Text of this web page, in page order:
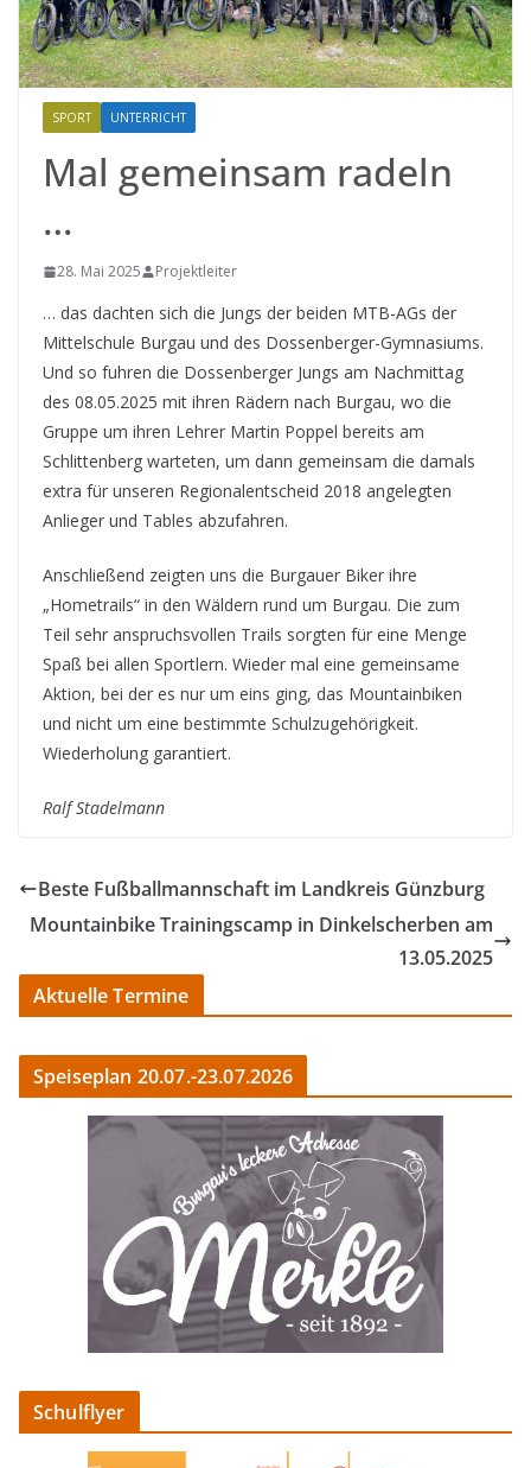
SPORT UNTERRICHT
Mal gemeinsam radeln
…
28. Mai 2025 Projektleiter
… das dachten sich die Jungs der beiden MTB-AGs der
Mittelschule Burgau und des Dossenberger-Gymnasiums.
Und so fuhren die Dossenberger Jungs am Nachmittag
des 08.05.2025 mit ihren Rädern nach Burgau, wo die
Gruppe um ihren Lehrer Martin Poppel bereits am
Schlittenberg warteten, um dann gemeinsam die damals
extra für unseren Regionalentscheid 2018 angelegten
Anlieger und Tables abzufahren.
Anschließend zeigten uns die Burgauer Biker ihre
„Hometrails“ in den Wäldern rund um Burgau. Die zum
Teil sehr anspruchsvollen Trails sorgten für eine Menge
Spaß bei allen Sportlern. Wieder mal eine gemeinsame
Aktion, bei der es nur um eins ging, das Mountainbiken
und nicht um eine bestimmte Schulzugehörigkeit.
Wiederholung garantiert.
Ralf Stadelmann
Beste Fußballmannschaft im Landkreis Günzburg
Mountainbike Trainingscamp in Dinkelscherben am
13.05.2025
Aktuelle Termine
Speiseplan 20.07.-23.07.2026
Schulflyer